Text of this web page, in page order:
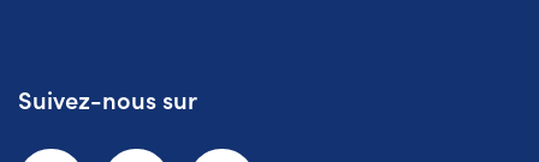
Suivez-nous sur